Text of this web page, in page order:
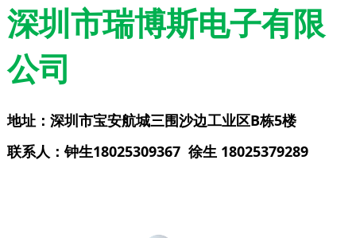
深圳市瑞博斯电子有限
公司
地址：深圳市宝安航城三围沙边工业区B栋5楼
联系人：钟生18025309367 徐生 18025379289